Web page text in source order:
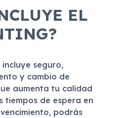
EL
seguro,
y cambio de
aumenta tu calidad
tiempos de espera en
podrás